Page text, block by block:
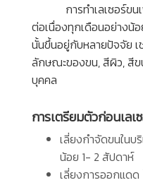
การทำเลเซอร์ขนเ
ต่อเนื่องทุกเดือนอย่างน้
นั้นขึ้นอยู่กับหลายปัจจัย
ลักษณะของขน, สีผิว, สีข
บุคคล
การเตรียมตัวก่อนเลเ
เลี่ยงกำจัดขนในบ
น้อย 1- 2 สัปดาห์
เลี่ยงการออกแด